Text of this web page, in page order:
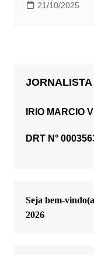
21/10/2025
IRIO MARCIO
DRT N°
Seja bem-
2026